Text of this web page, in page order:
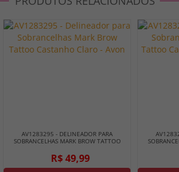
AV1283295 - DELINEADOR PARA
SOBRANCELHAS MARK BROW TATTOO
R$ 49,99